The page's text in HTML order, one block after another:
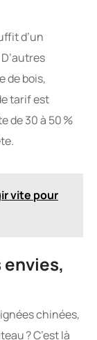
d’un
de bois,
tarif est
de 30 à 50 %
vite pour
envies,
chinées,
? C’est là